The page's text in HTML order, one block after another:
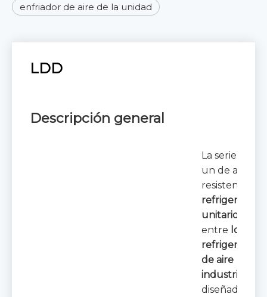
enfriador de aire de la unidad
LDD
Descripción general
La serie LDD
un de alta
resistencia
refrigerador
unitario
entre los
de aire
industriales
diseñado